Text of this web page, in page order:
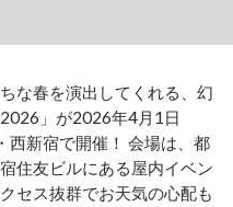
な春を演出してくれる、幻
」が2026年4月1日
西新宿で開催！ 会場は、都
住友ビルにある屋内イベン
セス抜群でお天気の心配も